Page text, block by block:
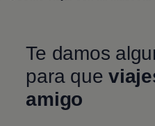
Te damos
para que
amigo